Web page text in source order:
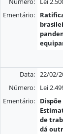
Ementário:
Data: 22/02/
Número:
Lei
Ementário:
de
dá